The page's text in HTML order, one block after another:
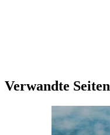
Verwandte Seiten